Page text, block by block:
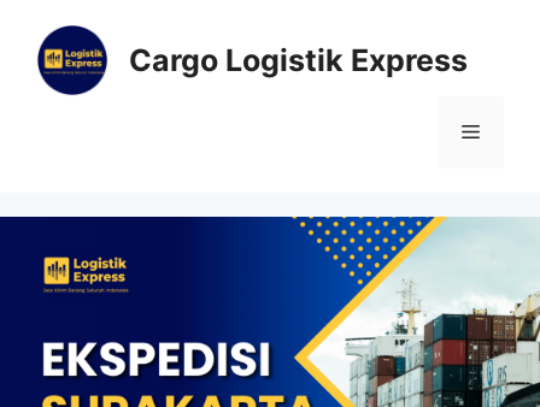
Cargo Logistik Express